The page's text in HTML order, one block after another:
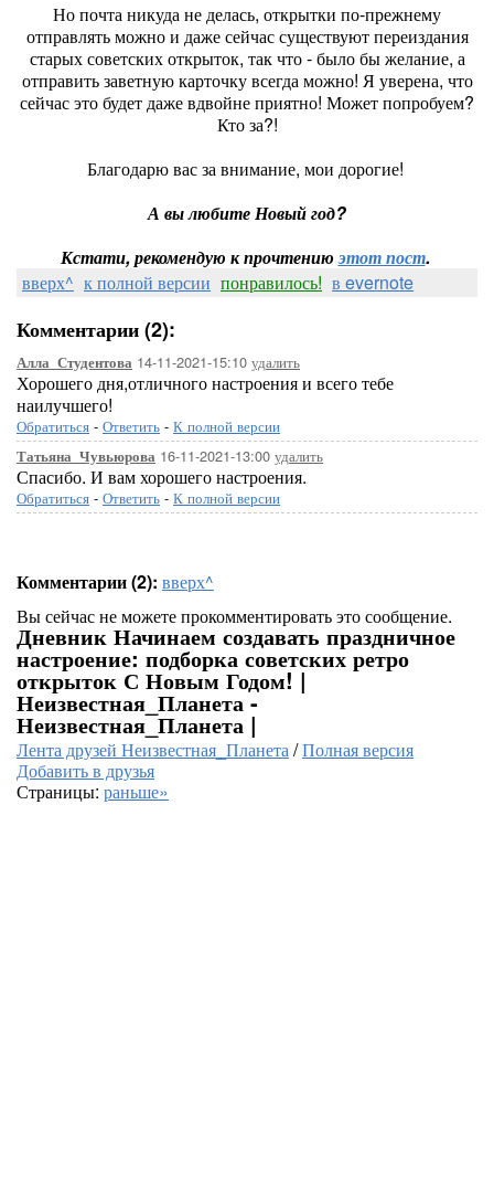
Но почта никуда не делась, открытки по-прежнему
отправлять можно и даже сейчас существуют переиздания
старых советских открыток, так что - было бы желание, а
отправить заветную карточку всегда можно! Я уверена, что
сейчас это будет даже вдвойне приятно! Может попробуем?
Кто за?!
Благодарю вас за внимание, мои дорогие!
А вы любите Новый год?
Кстати, рекомендую к прочтениюэтот пост.
вверх^ к полной версии понравилось! в evernote
Комментарии (2):
Алла_Студентова 14-11-2021-15:10 удалить
Хорошего дня,отличного настроения и всего тебе
наилучшего!
Обратиться - Ответить - К полной версии
Татьяна_Чувьюрова 16-11-2021-13:00 удалить
Спасибо. И вам хорошего настроения.
Обратиться - Ответить - К полной версии
Комментарии (2): вверх^
Вы сейчас не можете прокомментировать это сообщение.
Дневник Начинаем создавать праздничное
настроение: подборка советских ретро
открыток С Новым Годом! |
Неизвестная_Планета -
Неизвестная_Планета |
Лента друзей Неизвестная_Планета/Полная версия
Добавить в друзья
Страницы: раньше»